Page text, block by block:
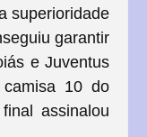
superioridade
garantir
e Juventus
10 do
assinalou